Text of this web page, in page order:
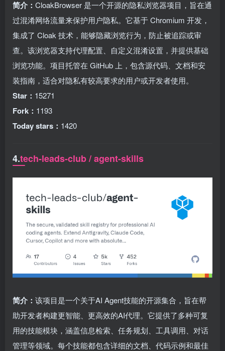
简介： CloakBrowser 是一个开源的隐私浏览器项目，旨在通
过混淆网络流量来保护用户隐私。它基于 Chromium 开发，
集成了 Cloak 技术，能够隐藏浏览行为，防止被追踪或审
查。该浏览器支持代理配置、自定义混淆设置，并提供基础
浏览功能。项目托管在 GitHub 上，包含源代码、文档和安
装指南，适合对隐私有较高要求的用户或开发者使用。
Star： 15271
Fork： 1193
Today stars： 1420
4.tech-leads-club / agent-skills
简介： 该项目是一个关于AI Agent技能的开源集合，旨在帮
助开发者构建更智能、更高效的AI代理。它提供了多种可复
用的技能模块，涵盖信息检索、任务规划、工具调用、对话
管理等领域。每个技能都包含详细的文档、代码示例和最佳